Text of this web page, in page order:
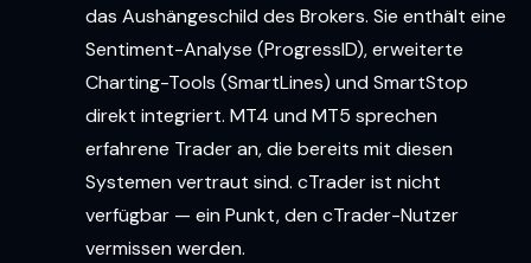
das Aushängeschild des Brokers. Sie enthält eine
Sentiment-Analyse (ProgressID), erweiterte
Charting-Tools (SmartLines) und SmartStop
direkt integriert. MT4 und MT5 sprechen
erfahrene Trader an, die bereits mit diesen
Systemen vertraut sind. cTrader ist nicht
verfügbar — ein Punkt, den cTrader-Nutzer
vermissen werden.